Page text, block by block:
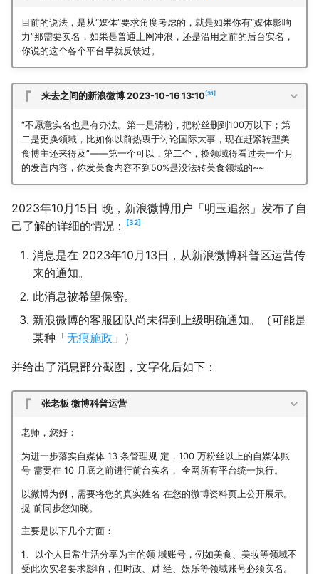
目前的说法，是从“媒体”要求角度考虑的，就是如果你有“媒体影响
力”那需要实名，如果是普通上网冲浪，还是沿用之前的后台实名，
你说的这个各个平台早就反馈过。
来去之间的新浪微博 2023-10-16 13:10 31
“不愿意实名也是有办法。第一是清粉，把粉丝删到100万以下；第
二是更换领域，比如你以前热衷于讨论国际大事，现在赶紧转型美
食博主还来得及”——第一个可以，第二个，换领域得看过去一个月
的发言内容，你发美食内容不到50%是没法转美食领域的~~
2023年10月15日 晚，新浪微博用户「明玉追然」发布了自
己了解的详细的情况：
32
消息是在 2023年10月13日，从新浪微博科普区运营传
来的通知。
此消息被希望保密。
新浪微博的客服团队尚未得到上级明确通知。（可能是
某种「无痕施政 」）
并给出了消息部分截图，文字化后如下：
张老板 微博科普运营
老师，您好：
为进一步落实自媒体 13 条管理规 定，100 万粉丝以上的自媒体账
号 需要在 10 月底之前进行前台实名， 全网所有平台统一执行。
以微博为例，需要将您的真实姓名 在您的微博资料页上公开展示。
提 前同步您知晓。
主要是以下几个方面：
1、以个人日常生活分享为主的领 域账号，例如美食、美妆等领域不
受此次实名要求影响，但时政、财 经、娱乐等领域账号必须实名。